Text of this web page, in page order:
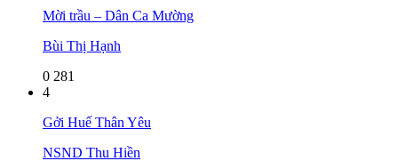
Mời trầu – Dân Ca Mường
Bùi Thị Hạnh
0 281
4
Gởi Huế Thân Yêu
NSND Thu Hiền